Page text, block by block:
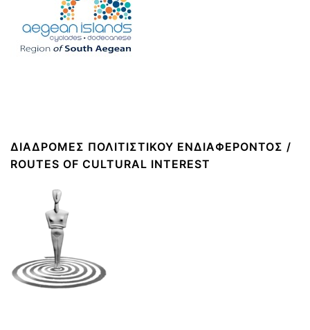
ΔΙΑΔΡΟΜΈΣ ΠΟΛΙΤΙΣΤΙΚΟΎ ΕΝΔΙΑΦΈΡΟΝΤΟΣ /
ROUTES OF CULTURAL INTEREST